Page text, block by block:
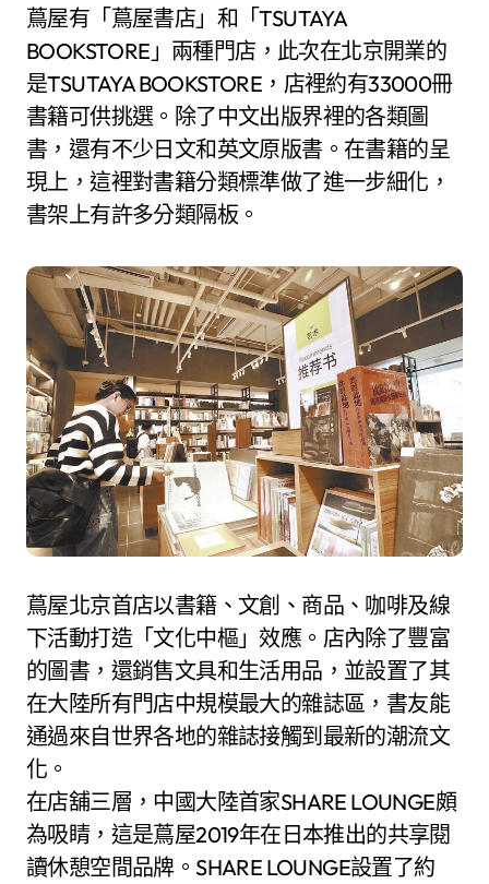
蔦屋有「蔦屋書店」和「TSUTAYA
BOOKSTORE」兩種門店，此次在北京開業的
是TSUTAYA BOOKSTORE，店裡約有33000冊
書籍可供挑選。除了中文出版界裡的各類圖
書，還有不少日文和英文原版書。在書籍的呈
現上，這裡對書籍分類標準做了進一步細化，
書架上有許多分類隔板。
蔦屋北京首店以書籍、文創、商品、咖啡及線
下活動打造「文化中樞」效應。店內除了豐富
的圖書，還銷售文具和生活用品，並設置了其
在大陸所有門店中規模最大的雜誌區，書友能
通過來自世界各地的雜誌接觸到最新的潮流文
化。
在店舖三層，中國大陸首家SHARE LOUNGE頗
為吸睛，這是蔦屋2019年在日本推出的共享閱
讀休憩空間品牌。SHARE LOUNGE設置了約